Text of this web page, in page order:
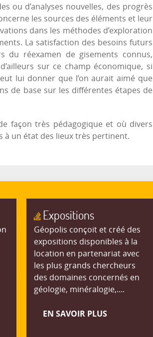
ou d’analyses nouvelles, des progrès
les sources des éléments et leur
dans les méthodes d’exploration
La satisfaction des besoins futurs
du réexamen de gisements connus,
sur ce champ économique, si
lui donner que l’on aurait aimé que
de base sur les différentes étapes de
façon très pédagogique et où divers
à un état des lieux très pertinent.
Expositions
Géopolis conçoit et créé des
expositions disponibles à la
location en partenariat avec
les plus grands chercheurs
des domaines concernés en
géologie, minéralogie,....
EN SAVOIR PLUS